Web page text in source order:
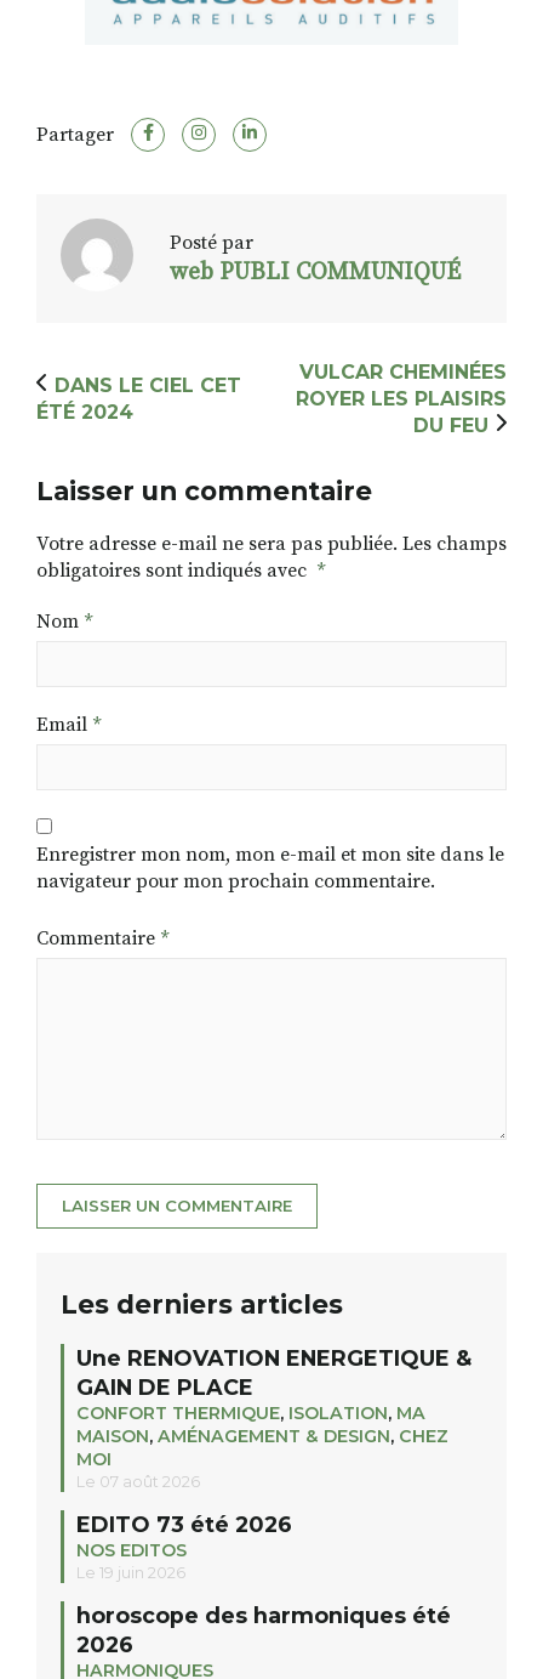
Partager
Posté par
web PUBLI COMMUNIQUÉ
DANS LE CIEL CET
ÉTÉ 2024
VULCAR CHEMINÉES
ROYER LES PLAISIRS
DU FEU
Laisser un commentaire
Votre adresse e-mail ne sera pas publiée. Les champs
obligatoires sont indiqués avec *
Nom *
Email *
Enregistrer mon nom, mon e-mail et mon site dans le
navigateur pour mon prochain commentaire.
Commentaire *
Les derniers articles
Une RENOVATION ENERGETIQUE &
GAIN DE PLACE
CONFORT THERMIQUE, ISOLATION, MA
MAISON, AMÉNAGEMENT & DESIGN, CHEZ
MOI
Le 07 août 2026
EDITO 73 été 2026
NOS EDITOS
Le 19 juin 2026
horoscope des harmoniques été
2026
HARMONIQUES